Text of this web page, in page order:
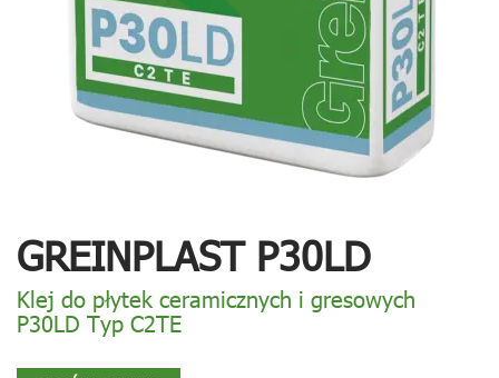
GREINPLAST P30LD
Klej do płytek ceramicznych i gresowych
P30LD Typ C2TE